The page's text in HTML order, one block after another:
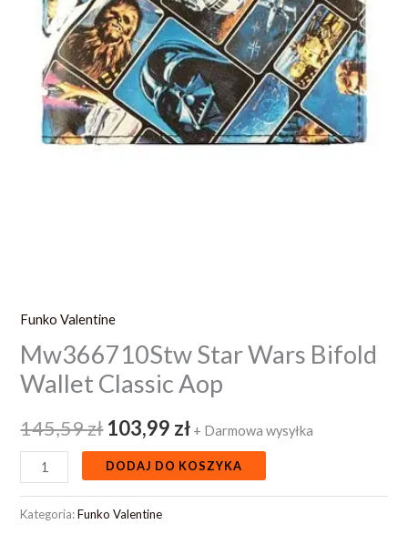
Funko Valentine
Mw366710Stw Star Wars Bifold
Wallet Classic Aop
145,59zł 103,99 zł + Darmowa wysyłka
DODAJ DO KOSZYKA
Kategoria:Funko Valentine